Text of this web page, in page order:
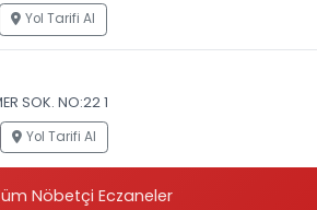
Yol Tarifi Al
SOK. NO:22 1
Yol Tarifi Al
Nöbetçi Eczaneler